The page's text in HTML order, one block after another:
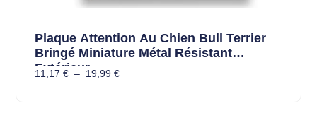
Plaque Attention Au Chien Bull Terrier
Bringé Miniature Métal Résistant
Extérieur
11,17 € – 19,99 €